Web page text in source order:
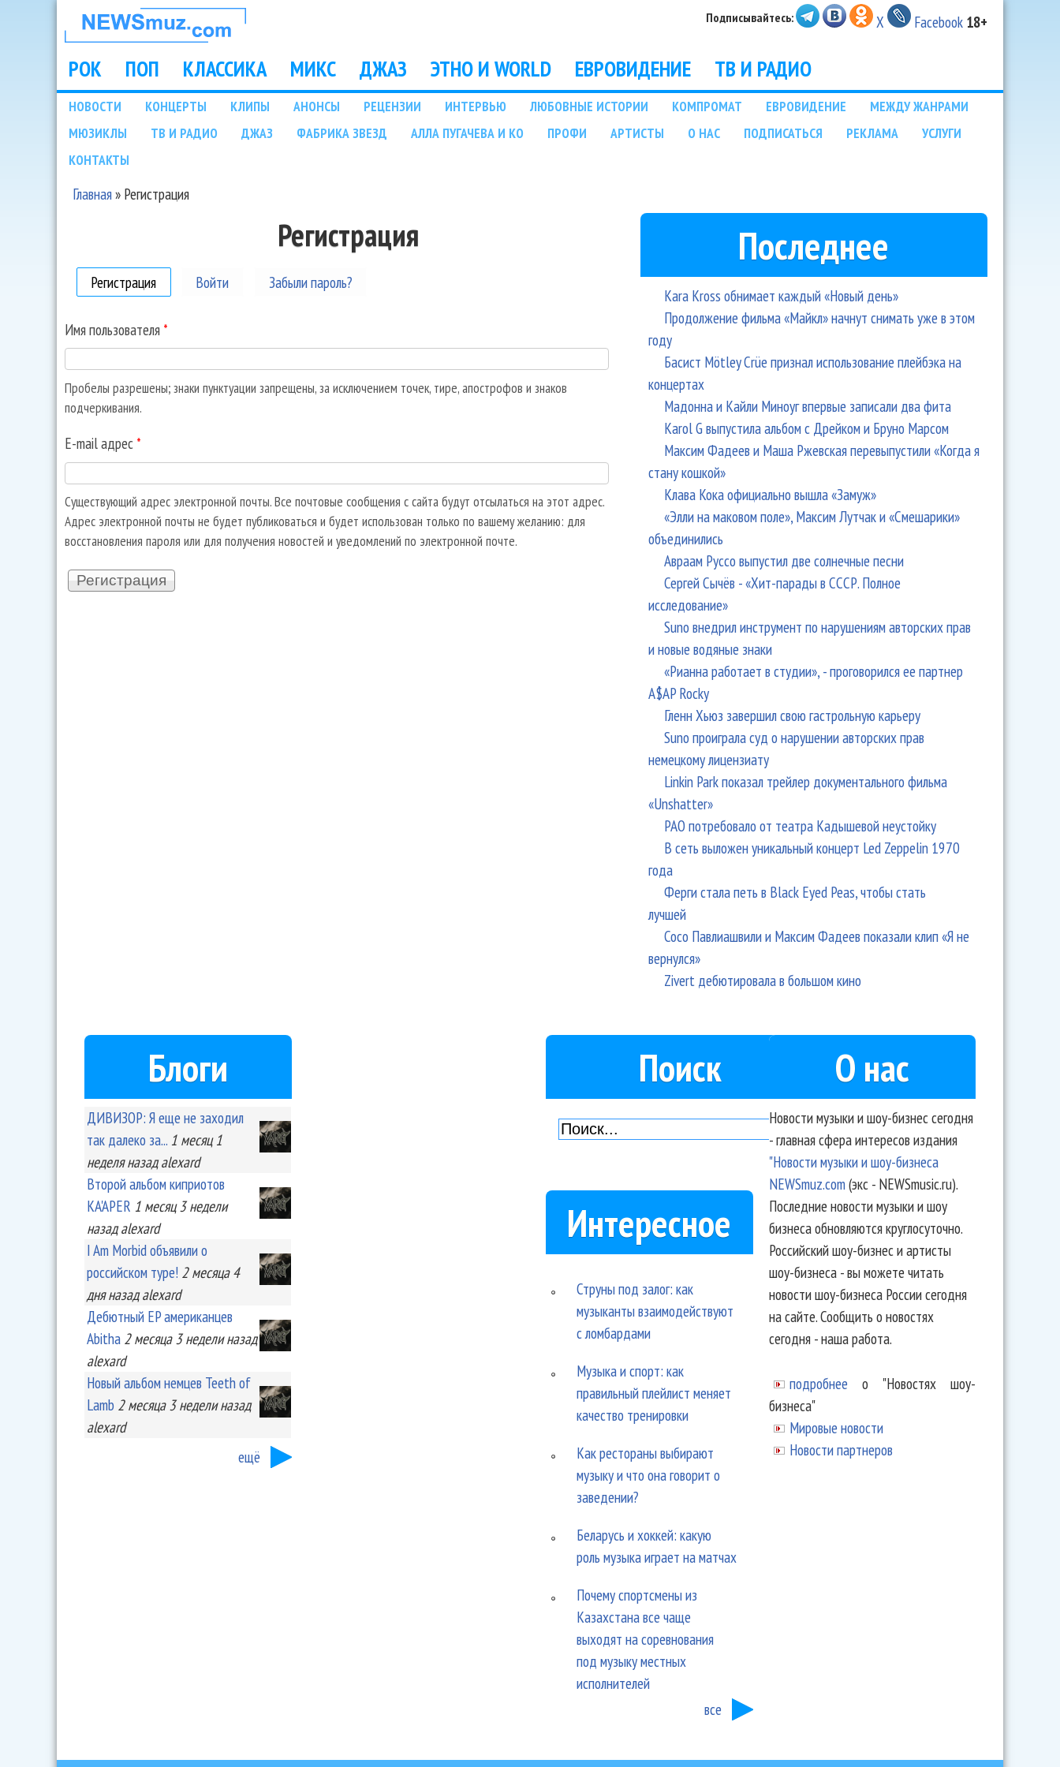
НОВОСТИ
МУЗЫКИ И
ШОУ БИЗНЕСА
NEWSMUZ.COM
Подписывайтесь: X Facebook 18+
Main menu
РОК ПОП КЛАССИКА МИКС ДЖАЗ ЭТНО И WORLD ЕВРОВИДЕНИЕ ТВ И РАДИО
Подразделы
НОВОСТИ КОНЦЕРТЫ КЛИПЫ АНОНСЫ РЕЦЕНЗИИ ИНТЕРВЬЮ ЛЮБОВНЫЕ ИСТОРИИ КОМПРОМАТ ЕВРОВИДЕНИЕ
МЕЖДУ ЖАНРАМИ
МЮЗИКЛЫ
ТВ И РАДИО ДЖАЗ ФАБРИКА ЗВЕЗД АЛЛА ПУГАЧЕВА И КО ПРОФИ АРТИСТЫ О НАС ПОДПИСАТЬСЯ РЕКЛАМА
УСЛУГИ
КОНТАКТЫ
Главная» Регистрация
Регистрация
Регистрация (активная вкладка)
Войти Забыли пароль?
Имя пользователя *
Пробелы разрешены; знаки пунктуации запрещены, за исключением точек, тире, апострофов и знаков
подчеркивания.
E-mail адрес *
Существующий адрес электронной почты. Все почтовые сообщения с сайта будут отсылаться на этот адрес.
Адрес электронной почты не будет публиковаться и будет использован только по вашему желанию: для
восстановления пароля или для получения новостей и уведомлений по электронной почте.
Последнее
Kara Kross обнимает каждый «Новый день»
Продолжение фильма «Майкл» начнут снимать уже в этом
году
Басист Mötley Crüe признал использование плейбэка на
концертах
Мадонна и Кайли Миноуг впервые записали два фита
Karol G выпустила альбом с Дрейком и Бруно Марсом
Максим Фадеев и Маша Ржевская перевыпустили «Когда я
стану кошкой»
Клава Кока официально вышла «Замуж»
«Элли на маковом поле», Максим Лутчак и «Смешарики»
объединились
Авраам Руссо выпустил две солнечные песни
Сергей Сычёв - «Хит-парады в СССР. Полное
исследование»
Suno внедрил инструмент по нарушениям авторских прав
и новые водяные знаки
«Рианна работает в студии», - проговорился ее партнер
A$AP Rocky
Гленн Хьюз завершил свою гастрольную карьеру
Suno проиграла суд о нарушении авторских прав
немецкому лицензиату
Linkin Park показал трейлер документального фильма
«Unshatter»
РАО потребовало от театра Кадышевой неустойку
В сеть выложен уникальный концерт Led Zeppelin 1970
года
Ферги стала петь в Black Eyed Peas, чтобы стать
лучшей
Сосо Павлиашвили и Максим Фадеев показали клип «Я не
вернулся»
Zivert дебютировала в большом кино
Блоги
ДИВИЗОР: Я еще не заходил
так далеко за... 1 месяц 1
неделяназад alexard
Второй альбом киприотов
KA'APER 1 месяц 3 недели
назад alexard
I Am Morbid объявили о
российском туре! 2 месяца 4
дняназад alexard
Дебютный EP американцев
Abitha 2 месяца 3 неделиназад
alexard
Новый альбом немцев Teeth of
Lamb 2 месяца 3 неделиназад
alexard
ещё
Поиск
Интересное
Струны под залог: как
музыканты взаимодействуют
с ломбардами
Музыка и спорт: как
правильный плейлист меняет
качество тренировки
Как рестораны выбирают
музыку и что она говорит о
заведении?
Беларусь и хоккей: какую
роль музыка играет на матчах
Почему спортсмены из
Казахстана все чаще
выходят на соревнования
под музыку местных
исполнителей
все
О нас
Новости музыки и шоу-бизнес сегодня
- главная сфера интересов издания
"Новости музыки и шоу-бизнеса
NEWSmuz.com(экс - NEWSmusic.ru).
Последние новости музыки и шоу
бизнеса обновляются круглосуточно.
Российский шоу-бизнес и артисты
шоу-бизнеса - вы можете читать
новости шоу-бизнеса России сегодня
на сайте. Сообщить о новостях
сегодня - наша работа.
подробнее о "Новостях шоу-
бизнеса"
Мировые новости
Новости партнеров